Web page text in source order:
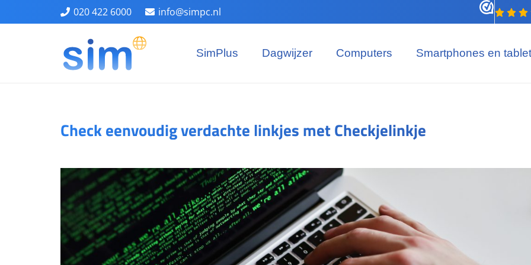
020 422 6000 info@simpc.nl
SimPlus Dagwijzer Computers Smartphones en
Check eenvoudig verdachte linkjes met Checkjelinkje